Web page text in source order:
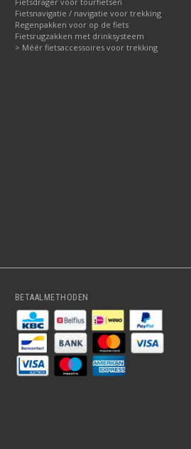
Fietsnavigatie / navigatie voor trekking
Regenpakken voor op de fiets
Fietsrugzakken met drinksysteem
> Méér fietsaccessoires voor trekking
BETAALMETHODEN